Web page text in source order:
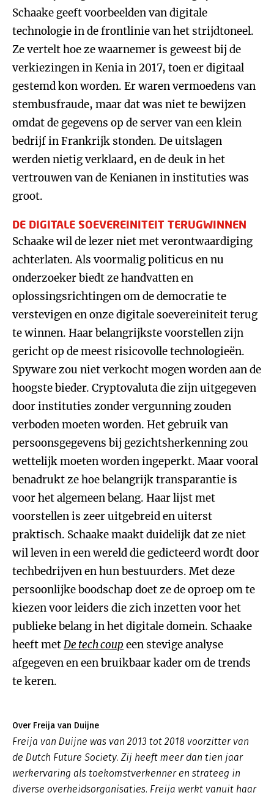
Schaake geeft voorbeelden van digitale
technologie in de frontlinie van het strijdtoneel.
Ze vertelt hoe ze waarnemer is geweest bij de
verkiezingen in Kenia in 2017, toen er digitaal
gestemd kon worden. Er waren vermoedens van
stembusfraude, maar dat was niet te bewijzen
omdat de gegevens op de server van een klein
bedrijf in Frankrijk stonden. De uitslagen
werden nietig verklaard, en de deuk in het
vertrouwen van de Kenianen in instituties was
groot.
DE DIGITALE SOEVEREINITEIT TERUGWINNEN
Schaake wil de lezer niet met verontwaardiging
achterlaten. Als voormalig politicus en nu
onderzoeker biedt ze handvatten en
oplossingsrichtingen om de democratie te
verstevigen en onze digitale soevereiniteit terug
te winnen. Haar belangrijkste voorstellen zijn
gericht op de meest risicovolle technologieën.
Spyware zou niet verkocht mogen worden aan de
hoogste bieder. Cryptovaluta die zijn uitgegeven
door instituties zonder vergunning zouden
verboden moeten worden. Het gebruik van
persoonsgegevens bij gezichtsherkenning zou
wettelijk moeten worden ingeperkt. Maar vooral
benadrukt ze hoe belangrijk transparantie is
voor het algemeen belang. Haar lijst met
voorstellen is zeer uitgebreid en uiterst
praktisch. Schaake maakt duidelijk dat ze niet
wil leven in een wereld die gedicteerd wordt door
techbedrijven en hun bestuurders. Met deze
persoonlijke boodschap doet ze de oproep om te
kiezen voor leiders die zich inzetten voor het
publieke belang in het digitale domein. Schaake
heeft metDe tech coup een stevige analyse
afgegeven en een bruikbaar kader om de trends
te keren.
Over Freija van Duijne
Freija van Duijne was van 2013 tot 2018 voorzitter van
de Dutch Future Society. Zij heeft meer dan tien jaar
werkervaring als toekomstverkenner en strateeg in
diverse overheidsorganisaties. Freija werkt vanuit haar